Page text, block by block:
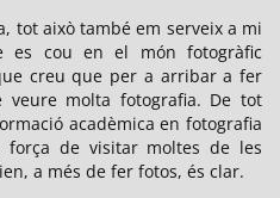
tot això també em serveix a mi
cou en el món fotogràfic
creu que per a arribar a fer
veure molta fotografia. De tot
acadèmica en fotografia
de visitar moltes de les
a més de fer fotos, és clar.